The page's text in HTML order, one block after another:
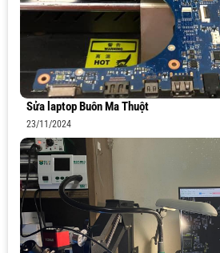
Sửa laptop Buôn Ma Thuột
23/11/2024